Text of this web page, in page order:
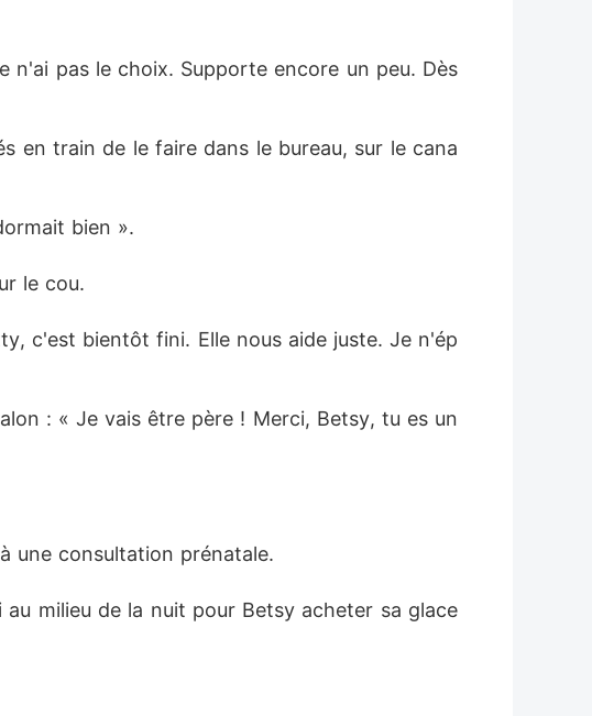
n'ai pas le choix. Supporte encore un peu. Dès
en train de le faire dans le bureau, sur le cana
bien ».
le cou.
c'est bientôt fini. Elle nous aide juste. Je n'ép
: « Je vais être père ! Merci, Betsy, tu es un
une consultation prénatale.
milieu de la nuit pour Betsy acheter sa glace